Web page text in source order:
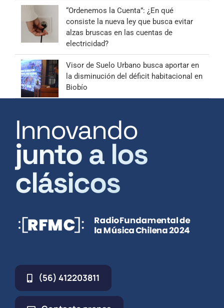
“Ordenemos la Cuenta”: ¿En qué
consiste la nueva ley que busca evitar
alzas bruscas en las cuentas de
electricidad?
Visor de Suelo Urbano busca aportar en
la disminución del déficit habitacional en
Biobío
Innovando
junto a los
clásicos
(56) 412203811